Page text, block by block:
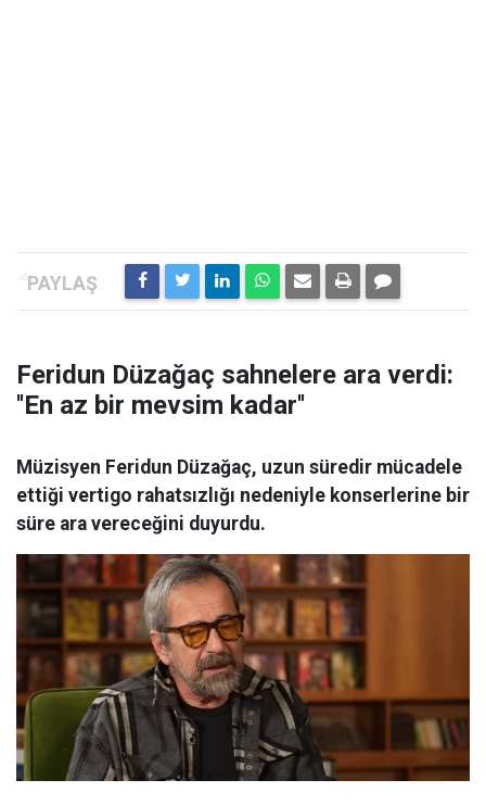
Feridun Düzağaç sahnelere ara verdi:
''En az bir mevsim kadar''
Müzisyen Feridun Düzağaç, uzun süredir mücadele
ettiği vertigo rahatsızlığı nedeniyle konserlerine bir
süre ara vereceğini duyurdu.